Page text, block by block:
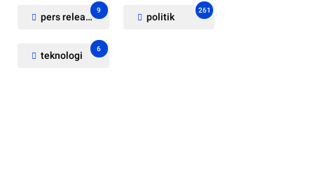
pers release
9
politik
261
teknologi
6